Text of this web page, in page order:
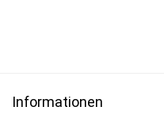
Informationen